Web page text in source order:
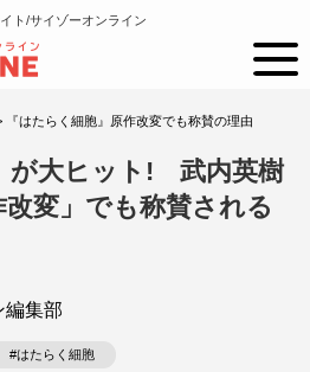
ト/サイゾーオンライン
『はたらく細胞』原作改変でも称賛の理由
が大ヒット! 武内英樹
変」でも称賛される
編集部
#はたらく細胞